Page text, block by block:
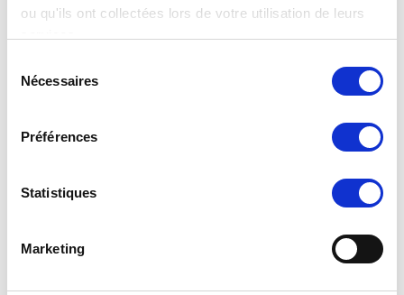
ou qu'ils ont collectées lors de votre utilisation de leurs
Nécessaires
Préférences
Statistiques
Marketing